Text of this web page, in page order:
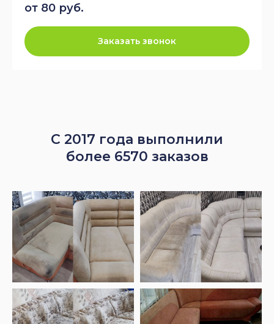
от 80 руб.
Заказать звонок
С 2017 года выполнили
более 6570 заказов